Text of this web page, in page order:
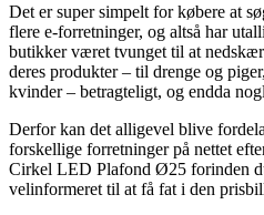
Det er super simpelt for købere at
flere e-forretninger, og altså har
butikker været tvunget til at
deres produkter – til drenge og
kvinder – betragteligt, og endda
Derfor kan det alligevel blive
forskellige forretninger på nettet
Cirkel LED Plafond Ø25 forinden
velinformeret til at få fat i den